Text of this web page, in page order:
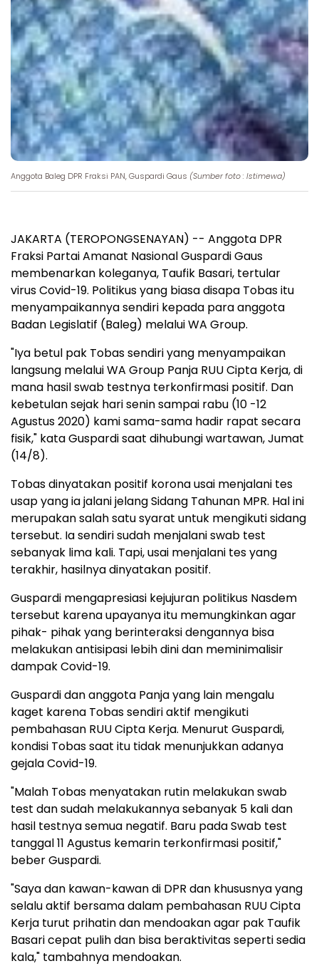
Anggota Baleg DPR Fraksi PAN, Guspardi Gaus (Sumber foto : Istimewa)
JAKARTA (TEROPONGSENAYAN) -- Anggota DPR
Fraksi Partai Amanat Nasional Guspardi Gaus
membenarkan koleganya, Taufik Basari, tertular
virus Covid-19. Politikus yang biasa disapa Tobas itu
menyampaikannya sendiri kepada para anggota
Badan Legislatif (Baleg) melalui WA Group.
"Iya betul pak Tobas sendiri yang menyampaikan
langsung melalui WA Group Panja RUU Cipta Kerja, di
mana hasil swab testnya terkonfirmasi positif. Dan
kebetulan sejak hari senin sampai rabu (10 -12
Agustus 2020) kami sama-sama hadir rapat secara
fisik," kata Guspardi saat dihubungi wartawan, Jumat
(14/8).
Tobas dinyatakan positif korona usai menjalani tes
usap yang ia jalani jelang Sidang Tahunan MPR. Hal ini
merupakan salah satu syarat untuk mengikuti sidang
tersebut. Ia sendiri sudah menjalani swab test
sebanyak lima kali. Tapi, usai menjalani tes yang
terakhir, hasilnya dinyatakan positif.
Guspardi mengapresiasi kejujuran politikus Nasdem
tersebut karena upayanya itu memungkinkan agar
pihak- pihak yang berinteraksi dengannya bisa
melakukan antisipasi lebih dini dan meminimalisir
dampak Covid-19.
Guspardi dan anggota Panja yang lain mengalu
kaget karena Tobas sendiri aktif mengikuti
pembahasan RUU Cipta Kerja. Menurut Guspardi,
kondisi Tobas saat itu tidak menunjukkan adanya
gejala Covid-19.
"Malah Tobas menyatakan rutin melakukan swab
test dan sudah melakukannya sebanyak 5 kali dan
hasil testnya semua negatif. Baru pada Swab test
tanggal 11 Agustus kemarin terkonfirmasi positif,"
beber Guspardi.
"Saya dan kawan-kawan di DPR dan khususnya yang
selalu aktif bersama dalam pembahasan RUU Cipta
Kerja turut prihatin dan mendoakan agar pak Taufik
Basari cepat pulih dan bisa beraktivitas seperti sedia
kala," tambahnya mendoakan.